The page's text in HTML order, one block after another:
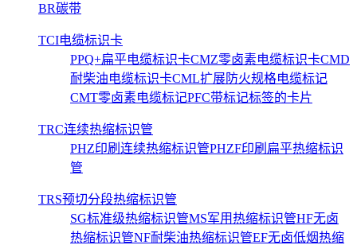
BR碳带
TCI电缆标识卡
PPQ+扁平电缆标识卡CMZ零卤素电缆标识卡CMD
耐柴油电缆标识卡CML扩展防火规格电缆标记
CMT零卤素电缆标记PFC带标记标签的卡片
TRC连续热缩标识管
PHZ印刷连续热缩标识管PHZF印刷扁平热缩标识
管
TRS预切分段热缩标识管
SG标准级热缩标识管MS军用热缩标识管HF无卤
热缩标识管NF耐柴油热缩标识管EF无卤低烟热缩